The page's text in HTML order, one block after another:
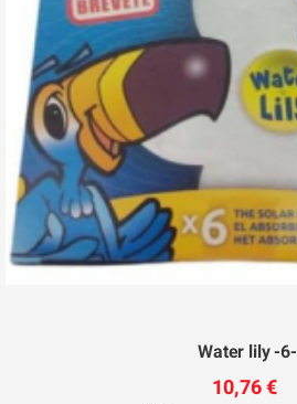
Water lily -6-
10,76 €